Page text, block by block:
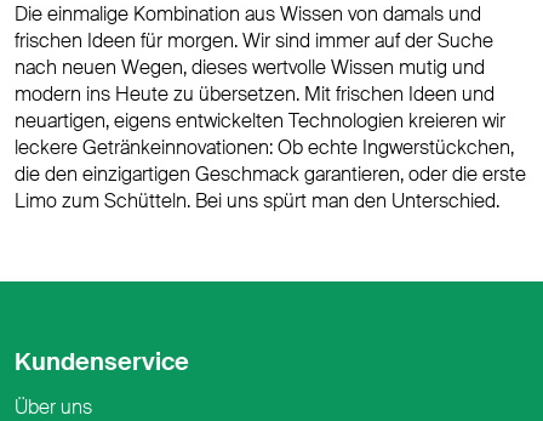
Die einmalige Kombination aus Wissen von damals und
frischen Ideen für morgen. Wir sind immer auf der Suche
nach neuen Wegen, dieses wertvolle Wissen mutig und
modern ins Heute zu übersetzen. Mit frischen Ideen und
neuartigen, eigens entwickelten Technologien kreieren wir
leckere Getränkeinnovationen: Ob echte Ingwerstückchen,
die den einzigartigen Geschmack garantieren, oder die erste
Limo zum Schütteln. Bei uns spürt man den Unterschied.
Kundenservice
Über uns